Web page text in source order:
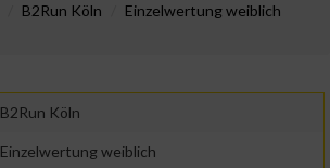
B2Run Köln
Einzelwertung weiblich
B2Run Köln
Einzelwertung weiblich